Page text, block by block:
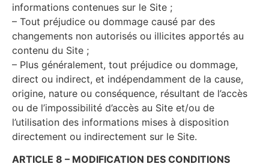
informations contenues sur le Site ;
– Tout préjudice ou dommage causé par des
changements non autorisés ou illicites apportés au
contenu du Site ;
– Plus généralement, tout préjudice ou dommage,
direct ou indirect, et indépendamment de la cause,
origine, nature ou conséquence, résultant de l’accès
ou de l’impossibilité d’accès au Site et/ou de
l’utilisation des informations mises à disposition
directement ou indirectement sur le Site.
ARTICLE 8 – MODIFICATION DES CONDITIONS